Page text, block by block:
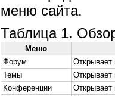
меню сайта.
Таблица 1.
Меню
Форум
Открывает
Темы
Открывает
Конференции
Открывает